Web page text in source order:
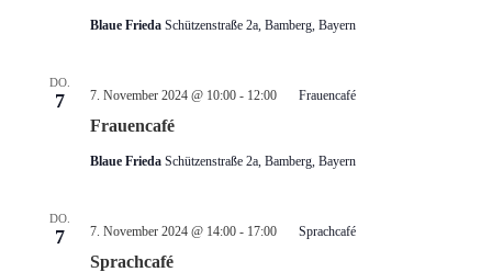
Blaue Frieda Schützenstraße 2a, Bamberg, Bayern
DO.
7
Frauencafé
7. November 2024 @ 10:00- 12:00 Frauencafé
Blaue Frieda Schützenstraße 2a, Bamberg, Bayern
DO.
7
Sprachcafé
7. November 2024 @ 14:00- 17:00 Sprachcafé